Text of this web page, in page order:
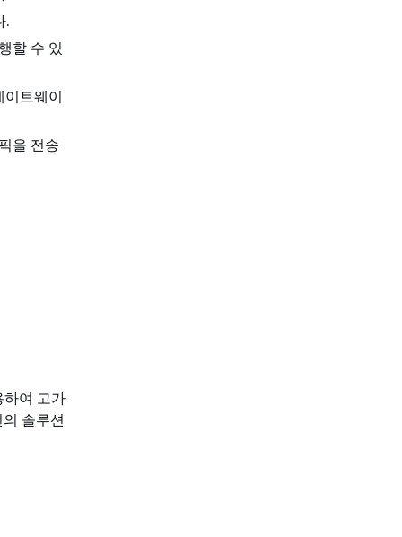
.
할 수 있
이트웨이
을 전송
하여 고가
솔루션